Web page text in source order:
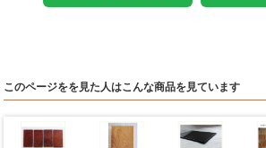
このページをを見た人はこんな商品を見ています